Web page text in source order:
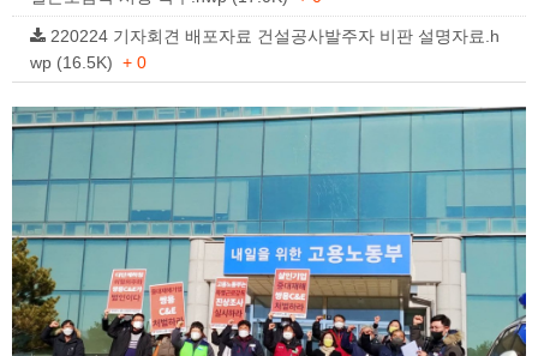
220224 기자회견 배포자료 건설공사발주자 비판 설명자료.h
wp (16.5K) + 0